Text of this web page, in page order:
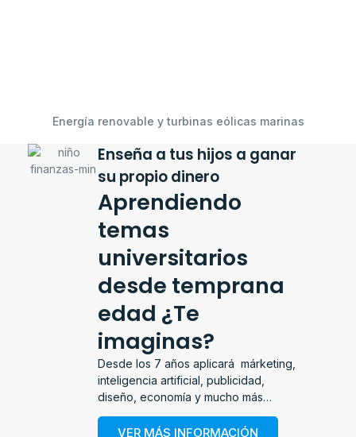
Energía renovable y turbinas eólicas marinas
Enseña a tus hijos a ganar
su propio dinero
Aprendiendo
temas
universitarios
desde temprana
edad ¿Te
imaginas?
Desde los 7 años aplicará márketing,
inteligencia artificial, publicidad,
diseño, economía y mucho más…
VER MÁS INFORMACIÓN